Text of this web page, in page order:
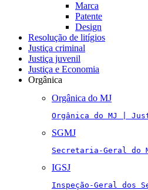
Marca
Patente
Design
Resolução de litígios
Justiça criminal
Justiça juvenil
Justiça e Economia
Orgânica
Orgânica do MJ
Orgânica do MJ |
SGMJ
Secretaria-Geral
IGSJ
Inspeção-Geral dos